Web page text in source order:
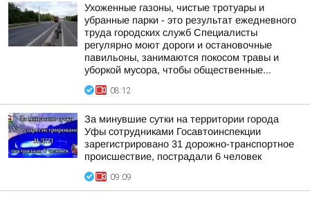
Ухоженные газоны, чистые тротуары и
убранные парки - это результат ежедневного
труда городских служб Специалисты
регулярно моют дороги и остановочные
павильоны, занимаются покосом травы и
уборкой мусора, чтобы общественные...
08:12
За минувшие сутки на территории города
Уфы сотрудниками Госавтоинспекции
зарегистрировано 31 дорожно-транспортное
происшествие, пострадали 6 человек
09:09